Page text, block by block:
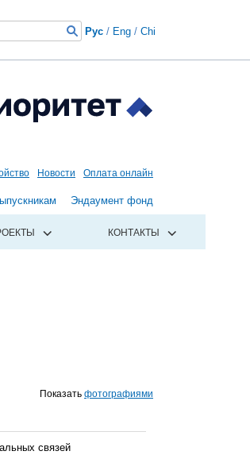
Рус / Eng / Chi
Новости Оплата онлайн
Эндаумент фонд
КОНТАКТЫ
Показать фотографиями
связей